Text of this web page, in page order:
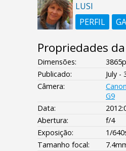
LUSI
PERFIL
Propriedades
Dimensões:
Publicado:
July -
Câmera:
G9
Data:
Abertura:
f/4
Exposição:
1/
Tamanho focal: